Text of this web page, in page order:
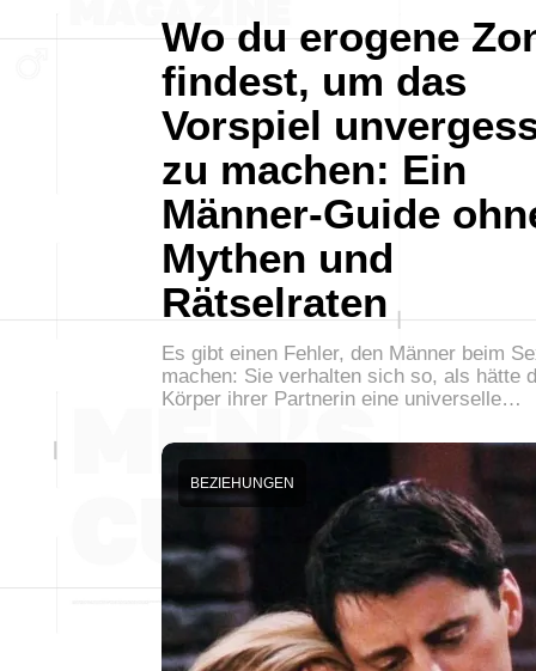
Wo du erogene
findest, um das
Vorspiel
zu machen: Ein
Männer-Guide
Mythen und
Rätselraten
Es gibt einen Fehler, den Männer beim
machen: Sie verhalten sich so, als hätte
Körper ihrer Partnerin eine universelle…
BEZIEHUNGEN